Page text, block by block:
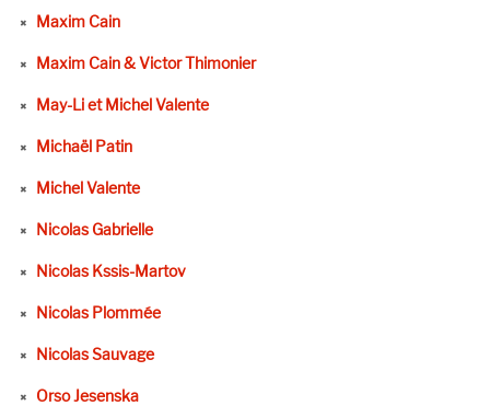
Maxim Cain
Maxim Cain & Victor Thimonier
May-Li et Michel Valente
Michaël Patin
Michel Valente
Nicolas Gabrielle
Nicolas Kssis-Martov
Nicolas Plommée
Nicolas Sauvage
Orso Jesenska